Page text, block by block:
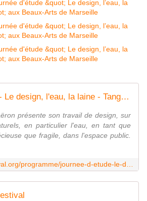
Journée d'étude - Le design, l'eau, la laine - Tangible design festival
présente son travail de design, sur
en particulier l'eau, en tant que
que fragile, dans l'espace public.